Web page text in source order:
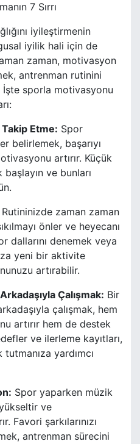
7 Sırrı
iyileştirmenin
iyilik hali için de
zaman, motivasyon
antrenman rutinini
İşte sporla motivasyonu
Etme: Spor
belirlemek, başarıyı
artırır. Küçük
ve bunları
Rutininizde zaman zaman
önler ve heyecanı
dallarını denemek veya
yeni bir aktivite
artırabilir.
Çalışmak: Bir
çalışmak, hem
artırır hem de destek
ve ilerleme kayıtları,
yardımcı
Spor yaparken müzik
ve
Favori şarkılarınızı
antrenman sürecini